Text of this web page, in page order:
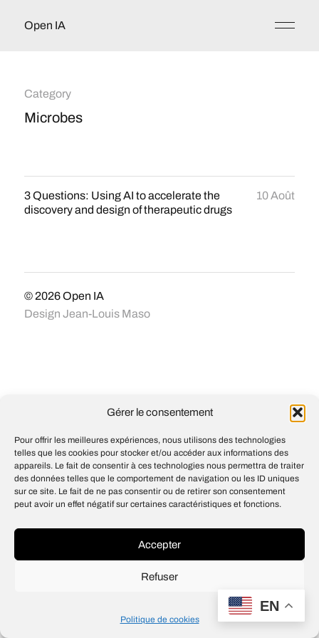
Gérer le consentement
Pour offrir les meilleures expériences, nous utilisons des technologies
telles que les cookies pour stocker et/ou accéder aux informations des
appareils. Le fait de consentir à ces technologies nous permettra de traiter
des données telles que le comportement de navigation ou les ID uniques
sur ce site. Le fait de ne pas consentir ou de retirer son consentement
peut avoir un effet négatif sur certaines caractéristiques et fonctions.
Accepter
Refuser
Politique de cookies
Open IA
Category
Microbes
3 Questions: Using AI to accelerate the
discovery and design of therapeutic drugs
10 Août
© 2026Open IA
Design Jean-Louis Maso
EN